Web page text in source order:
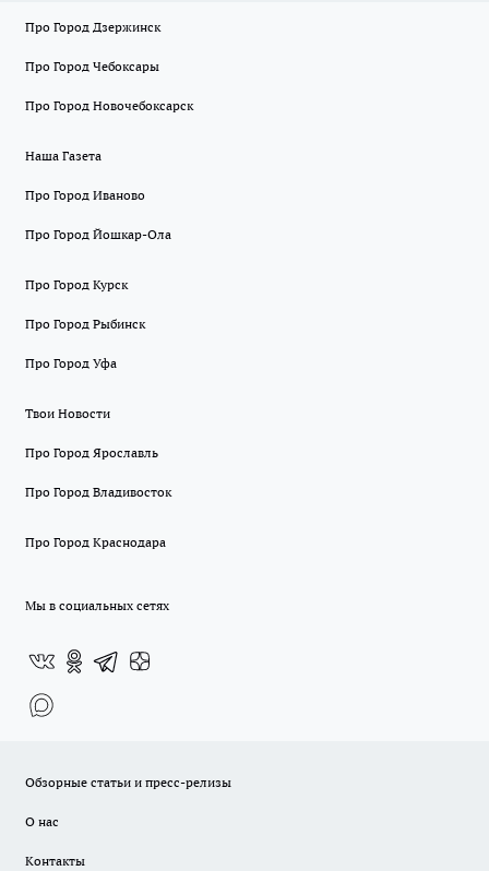
Про Город Дзержинск
Про Город Чебоксары
Про Город Новочебоксарск
Наша Газета
Про Город Иваново
Про Город Йошкар-Ола
Про Город Курск
Про Город Рыбинск
Про Город Уфа
Твои Новости
Про Город Ярославль
Про Город Владивосток
Про Город Краснодара
Мы в социальных сетях
Обзорные статьи и пресс-релизы
О нас
Контакты